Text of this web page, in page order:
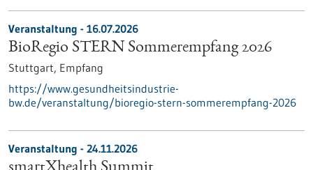
Veranstaltung - 16.07.2026
BioRegio STERN Sommerempfang 2026
Stuttgart, Empfang
https://www.gesundheitsindustrie-
bw.de/veranstaltung/bioregio-stern-sommerempfang-2026
Veranstaltung - 24.11.2026